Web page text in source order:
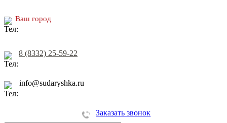
Ваш город
8 (8332) 25-59-22
info@sudaryshka.ru
Заказать звонок